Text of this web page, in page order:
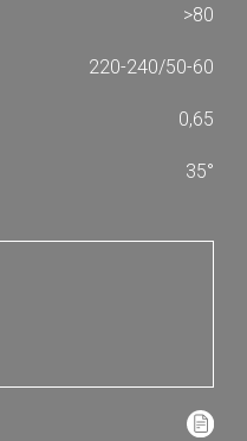
>80
220-240/50-60
0,65
35°